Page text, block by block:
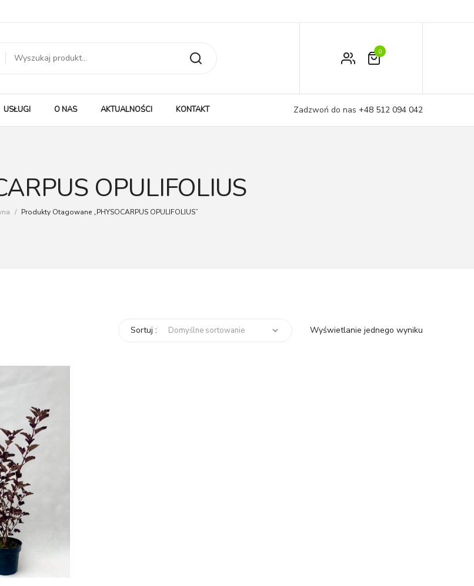
Moje konto
0
USŁUGI O NAS AKTUALNOŚCI KONTAKT Zadzwoń do nas +48 512 094 042
OPULIFOLIUS
/ Produkty Otagowane „PHYSOCARPUS OPULIFOLIUS”
Wyświetlanie jednego wyniku
Sortuj :